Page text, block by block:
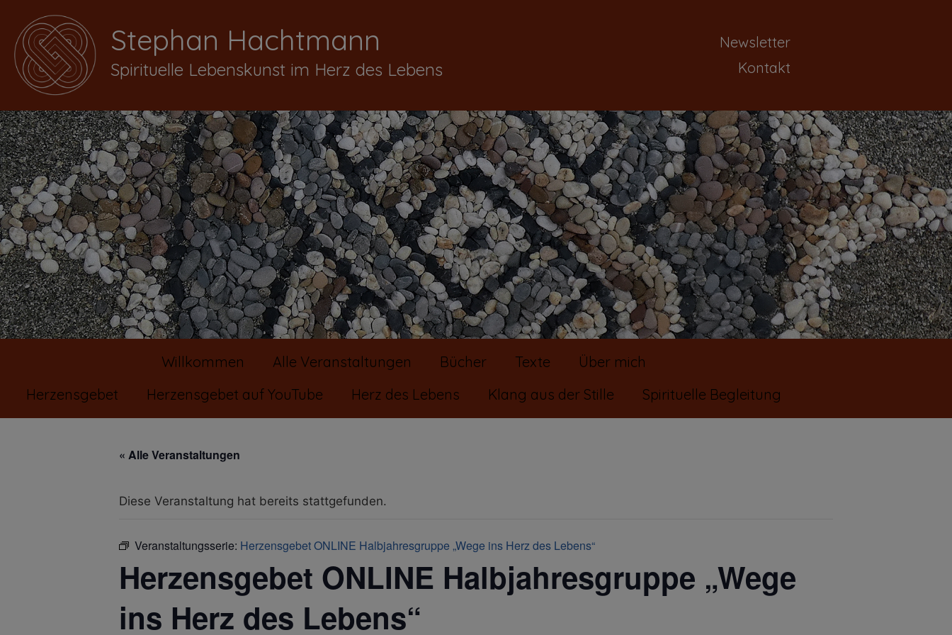
Stephan Hachtmann
Spirituelle Lebenskunst im Herz des Lebens
Newsletter
Kontakt
Willkommen Alle Veranstaltungen Bücher Texte
Über mich
Herzensgebet
Herzensgebet auf YouTube Herz des Lebens Klang aus der Stille Spirituelle Begleitung
« Alle Veranstaltungen
Diese Veranstaltung hat bereits stattgefunden.
Veranstaltungsserie: Herzensgebet ONLINE Halbjahresgruppe „Wege ins Herz des Lebens“
Herzensgebet ONLINE Halbjahresgruppe „Wege
ins Herz des Lebens“